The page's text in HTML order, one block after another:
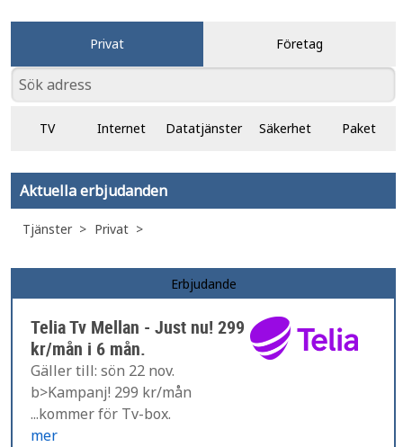
Privat Företag
TV Internet Datatjänster Säkerhet Paket
Aktuella erbjudanden
Tjänster Privat
Erbjudande
Telia Tv Mellan - Just nu! 299
kr/mån i 6 mån.
Gäller till: sön 22 nov.
b>Kampanj! 299 kr/mån
...kommer för Tv-box.
mer